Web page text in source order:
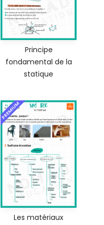
Principe
fondamental de la
statique
PREMIUM
Les matériaux